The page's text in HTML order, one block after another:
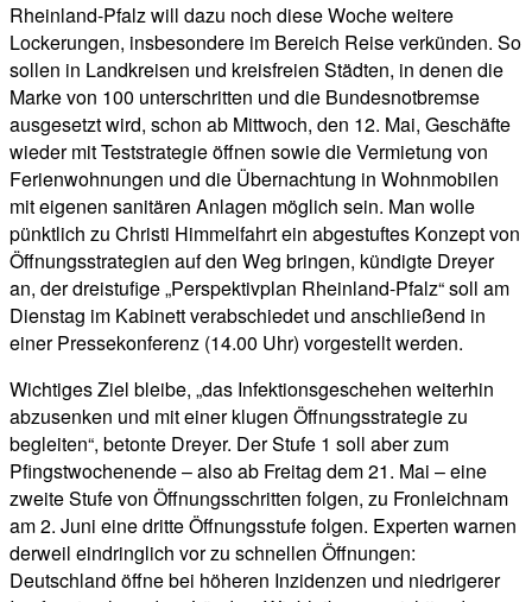
Rheinland-Pfalz will dazu noch diese Woche weitere
Lockerungen, insbesondere im Bereich Reise verkünden. So
sollen in Landkreisen und kreisfreien Städten, in denen die
Marke von 100 unterschritten und die Bundesnotbremse
ausgesetzt wird, schon ab Mittwoch, den 12. Mai, Geschäfte
wieder mit Teststrategie öffnen sowie die Vermietung von
Ferienwohnungen und die Übernachtung in Wohnmobilen
mit eigenen sanitären Anlagen möglich sein. Man wolle
pünktlich zu Christi Himmelfahrt ein abgestuftes Konzept von
Öffnungsstrategien auf den Weg bringen, kündigte Dreyer
an, der dreistufige „Perspektivplan Rheinland-Pfalz“ soll am
Dienstag im Kabinett verabschiedet und anschließend in
einer Pressekonferenz (14.00 Uhr) vorgestellt werden.
Wichtiges Ziel bleibe, „das Infektionsgeschehen weiterhin
abzusenken und mit einer klugen Öffnungsstrategie zu
begleiten“, betonte Dreyer. Der Stufe 1 soll aber zum
Pfingstwochenende – also ab Freitag dem 21. Mai – eine
zweite Stufe von Öffnungsschritten folgen, zu Fronleichnam
am 2. Juni eine dritte Öffnungsstufe folgen. Experten warnen
derweil eindringlich vor zu schnellen Öffnungen:
Deutschland öffne bei höheren Inzidenzen und niedrigerer